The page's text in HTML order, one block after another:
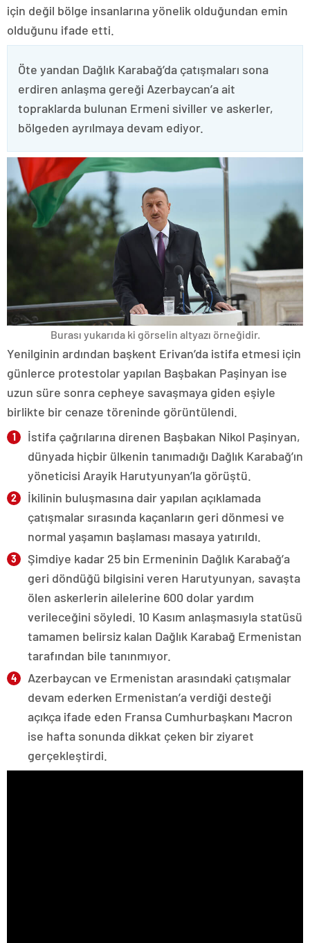
için değil bölge insanlarına yönelik olduğundan emin
olduğunu ifade etti.
Öte yandan Dağlık Karabağ’da çatışmaları sona
erdiren anlaşma gereği Azerbaycan’a ait
topraklarda bulunan Ermeni siviller ve askerler,
bölgeden ayrılmaya devam ediyor.
Burası yukarıda ki görselin altyazı örneğidir.
Yenilginin ardından başkent Erivan’da istifa etmesi için
günlerce protestolar yapılan Başbakan Paşinyan ise
uzun süre sonra cepheye savaşmaya giden eşiyle
birlikte bir cenaze töreninde görüntülendi.
İstifa çağrılarına direnen Başbakan Nikol Paşinyan,
dünyada hiçbir ülkenin tanımadığı Dağlık Karabağ’ın
yöneticisi Arayik Harutyunyan’la görüştü.
İkilinin buluşmasına dair yapılan açıklamada
çatışmalar sırasında kaçanların geri dönmesi ve
normal yaşamın başlaması masaya yatırıldı.
Şimdiye kadar 25 bin Ermeninin Dağlık Karabağ’a
geri döndüğü bilgisini veren Harutyunyan, savaşta
ölen askerlerin ailelerine 600 dolar yardım
verileceğini söyledi. 10 Kasım anlaşmasıyla statüsü
tamamen belirsiz kalan Dağlık Karabağ Ermenistan
tarafından bile tanınmıyor.
Azerbaycan ve Ermenistan arasındaki çatışmalar
devam ederken Ermenistan’a verdiği desteği
açıkça ifade eden Fransa Cumhurbaşkanı Macron
ise hafta sonunda dikkat çeken bir ziyaret
gerçekleştirdi.